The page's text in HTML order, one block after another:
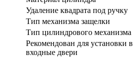
Удаление квадрата под ручку
Тип механизма защелки
Тип цилиндрового механизма
Рекомендован для установки в
входные двери